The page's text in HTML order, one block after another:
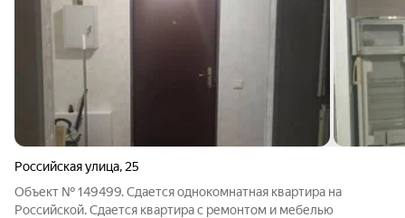
Российская улица, 25
Объект № 149499. Сдается однокомнатная квартира на
Российской. Сдается квартира с ремонтом и мебелью